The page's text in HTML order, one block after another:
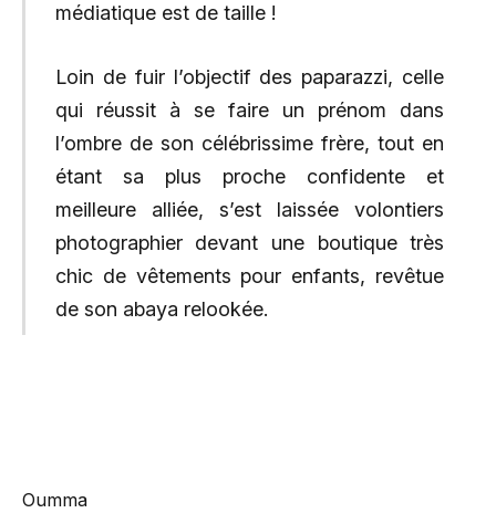
médiatique est de taille !
Loin de fuir l’objectif des paparazzi, celle
qui réussit à se faire un prénom dans
l’ombre de son célébrissime frère, tout en
étant sa plus proche confidente et
meilleure alliée, s’est laissée volontiers
photographier devant une boutique très
chic de vêtements pour enfants, revêtue
de son abaya relookée.
Oumma